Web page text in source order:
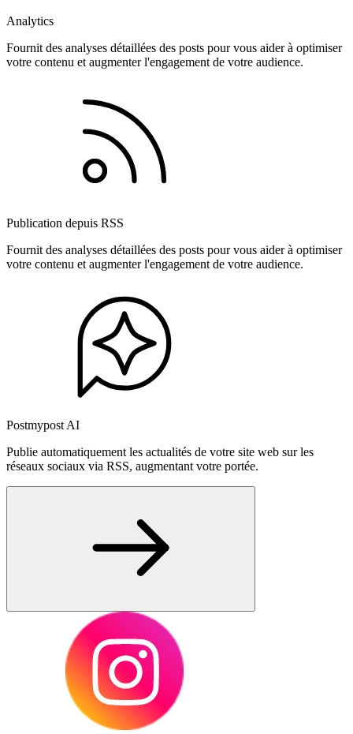
Analytics
Fournit des analyses détaillées des posts pour vous aider à optimiser
votre contenu et augmenter l'engagement de votre audience.
Publication depuis RSS
Fournit des analyses détaillées des posts pour vous aider à optimiser
votre contenu et augmenter l'engagement de votre audience.
Postmypost AI
Publie automatiquement les actualités de votre site web sur les
réseaux sociaux via RSS, augmentant votre portée.